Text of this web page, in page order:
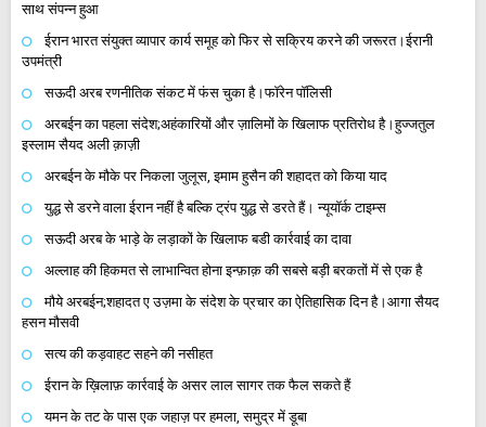
साथ संपन्न हुआ
ईरान भारत संयुक्त व्यापार कार्य समूह को फिर से सक्रिय करने की जरूरत।ईरानी
उपमंत्री
सऊदी अरब रणनीतिक संकट में फंस चुका है।फॉरेन पॉलिसी
अरबईन का पहला संदेश;अहंकारियों और ज़ालिमों के खिलाफ प्रतिरोध है।हुज्जतुल
इस्लाम सैयद अली क़ाज़ी
अरबईन के मौके पर निकला जुलूस, इमाम हुसैन की शहादत को किया याद
युद्ध से डरने वाला ईरान नहीं है बल्कि ट्रंप युद्ध से डरते हैं। न्यूयॉर्क टाइम्स
सऊदी अरब के भाड़े के लड़ाकों के खिलाफ बडी कार्रवाई का दावा
अल्लाह की हिकमत से लाभान्वित होना इन्फ़ाक़ की सबसे बड़ी बरकतों में से एक है
मौये अरबईन;शहादत ए उज़मा के संदेश के प्रचार का ऐतिहासिक दिन है।आगा सैयद
हसन मौसवी
सत्य की कड़वाहट सहने की नसीहत
ईरान के ख़िलाफ़ कार्रवाई के असर लाल सागर तक फैल सकते हैं
यमन के तट के पास एक जहाज़ पर हमला, समुद्र में डूबा